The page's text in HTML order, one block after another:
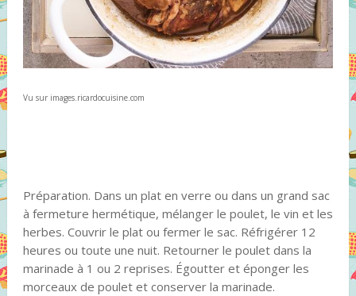
Vu sur images.ricardocuisine.com
Préparation. Dans un plat en verre ou dans un grand sac
à fermeture hermétique, mélanger le poulet, le vin et les
herbes. Couvrir le plat ou fermer le sac. Réfrigérer 12
heures ou toute une nuit. Retourner le poulet dans la
marinade à 1 ou 2 reprises. Égoutter et éponger les
morceaux de poulet et conserver la marinade.